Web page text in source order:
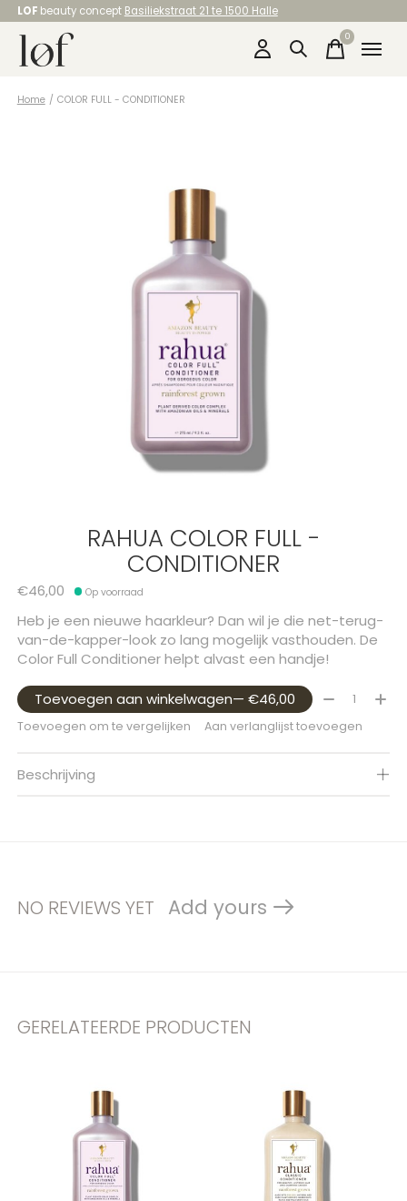
LOF beauty concept Basiliekstraat 21 te 1500 Halle
0items
Home / COLOR FULL - CONDITIONER
RAHUA COLOR FULL -
CONDITIONER
€46,00 Op voorraad
Heb je een nieuwe haarkleur? Dan wil je die net-terug-
van-de-kapper-look zo lang mogelijk vasthouden. De
Color Full Conditioner helpt alvast een handje!
Toevoegen aan winkelwagen — €46,00 Aantal:
Toevoegen om te vergelijken Aan verlanglijst toevoegen
Beschrijving
NO REVIEWS YET Add yours
GERELATEERDE PRODUCTEN